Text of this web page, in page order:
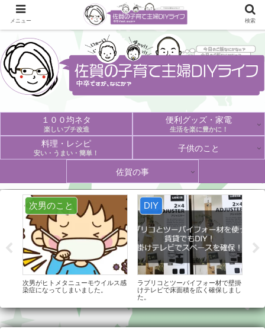
１００均ネタ
楽しいプチ改造
便利グッズ・家電
生活を楽に豊かに！
料理・レシピ
安い・うまい・簡単！ 子供のこと
佐賀の事
次男のこと
次男がヒトメタニューモウイルス感
染症になってしまいました。
DIY
ラブリコとツーバイフォー材で壁掛
けテレビで床面積を広く確保しまし
た。
メニュー 検索